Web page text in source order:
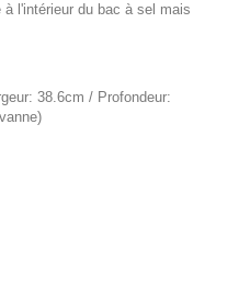
l'intérieur du bac à sel mais
38.6cm / Profondeur: